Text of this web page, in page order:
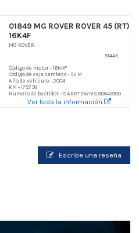
01849 MG ROVER ROVER 45 (RT)
16K4F
MG ROVER
51445
Código de motor - 16K4F
Código de caja cambios - 5V M
Año de vehículo - 2004
KM - 175738
Numero de bastidor - SARRTZWMS5D649100
Ver toda la información
Escribe una reseña